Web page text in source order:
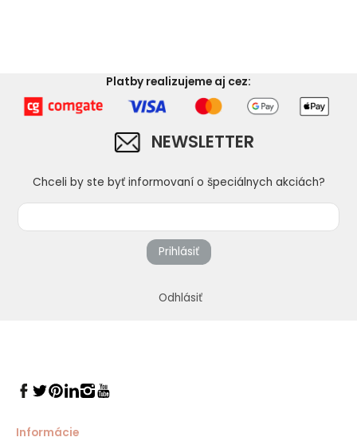
Platby realizujeme aj cez:
NEWSLETTER
Chceli by ste byť informovaní o špeciálnych akciách?
Prihlásiť
Odhlásiť
Informácie